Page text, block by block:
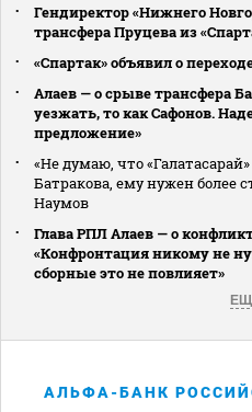
Гендиректор «Нижнего
трансфера Пруцева из
«Спартак» объявил о
Алаев — о срыве трансфера
уезжать, то как Сафонов.
предложение»
«Не думаю, что
Батракова, ему нужен более
Наумов
Глава РПЛ Алаев — о
«Конфронтация никому не
сборные это не повлияет»
АЛЬФА-БАНК